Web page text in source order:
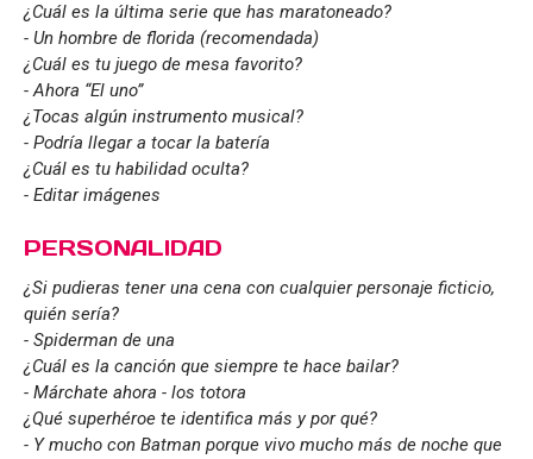
¿Cuál es la última serie que has maratoneado?
- Un hombre de florida (recomendada)
¿Cuál es tu juego de mesa favorito?
- Ahora “El uno”
¿Tocas algún instrumento musical?
- Podría llegar a tocar la batería
¿Cuál es tu habilidad oculta?
- Editar imágenes
PERSONALIDAD
¿Si pudieras tener una cena con cualquier personaje ficticio,
quién sería?
- Spiderman de una
¿Cuál es la canción que siempre te hace bailar?
- Márchate ahora - los totora
¿Qué superhéroe te identifica más y por qué?
- Y mucho con Batman porque vivo mucho más de noche que